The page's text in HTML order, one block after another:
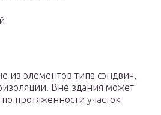
из элементов типа сэндвич,
Вне здания может
протяженности участок